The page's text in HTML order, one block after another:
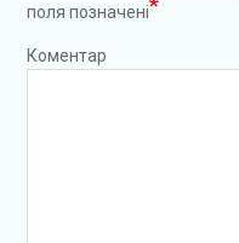
поля позначені
Коментар